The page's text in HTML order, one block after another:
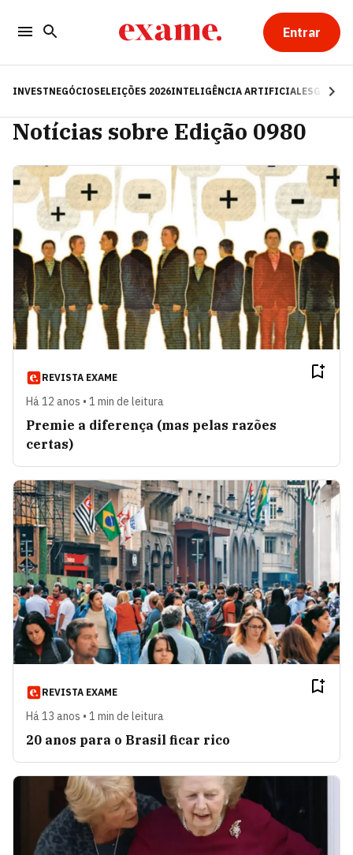
Entrar
INVESTNEGÓCIOSELEIÇÕES 2026INTELIGÊNCIA ARTIFICIALESG
Notícias sobre Edição 0980
REVISTA EXAME
Há 12 anos • 1 min de leitura
Premie a diferença (mas pelas razões
certas)
REVISTA EXAME
Há 13 anos • 1 min de leitura
20 anos para o Brasil ficar rico